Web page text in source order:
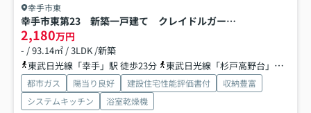
幸手市東
幸手市東第23 新築一戸建て クレイドルガーデン
2,180万円
- / 93.14㎡ / 3LDK /新築
東武日光線「幸手」駅 徒歩23分
東武日光線「杉戸高野台」駅 徒歩44分
都市ガス 陽当り良好 建設住宅性能評価書付
収納豊富
システムキッチン
浴室乾燥機